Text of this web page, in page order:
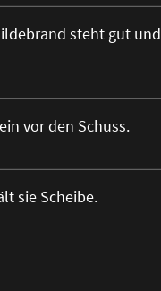
steht gut und
vor den Schuss.
sie Scheibe.